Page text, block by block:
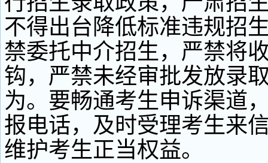
不得出台降低标准违规招
禁委托中介招生，严禁将
钩，严禁未经审批发放录
为。要畅通考生申诉渠道
报电话，及时受理考生来
维护考生正当权益。